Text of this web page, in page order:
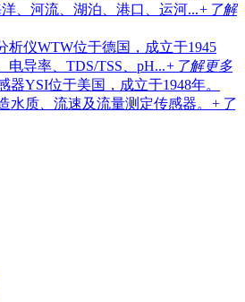
、河流、湖泊、港口、运河...+了解
WTW位于德国，成立于1945
电导率、TDS/TSS、pH...+了解更多
YSI位于美国，成立于1948年。
水质、流速及流量测定传感器。 +了